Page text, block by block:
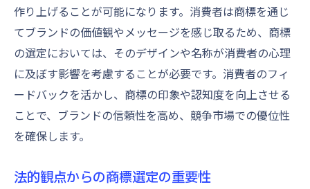
作り上げることが可能になります。消費者は商標を通じ
てブランドの価値観やメッセージを感じ取るため、商標
の選定においては、そのデザインや名称が消費者の心理
に及ぼす影響を考慮することが必要です。消費者のフィ
ードバックを活かし、商標の印象や認知度を向上させる
ことで、ブランドの信頼性を高め、競争市場での優位性
を確保します。
法的観点からの商標選定の重要性